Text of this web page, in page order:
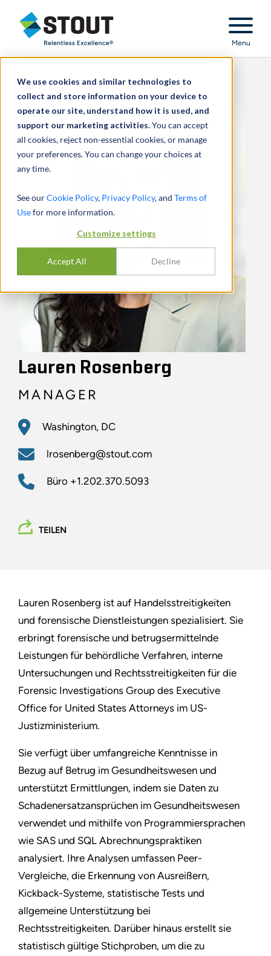
We use cookies and similar technologies to
collect and store information on your device to
operate our site, understand how it is used, and
support our marketing activities.You can accept
all cookies, reject non-essential cookies, or manage
your preferences. You can change your choices at
any time.
See ourCookie Policy, Privacy Policy, and Terms of
Usefor more information.
Customize settings
Accept All Decline
Stout Relentless Excellence
Menu
Lauren Rosenberg
MANAGER
Washington, DC
lrosenberg@stout.com
Büro +1.202.370.5093
TEILEN
Lauren Rosenberg ist auf Handelsstreitigkeiten
und forensische Dienstleistungen spezialisiert. Sie
erbringt forensische und betrugsermittelnde
Leistungen für behördliche Verfahren, interne
Untersuchungen und Rechtsstreitigkeiten für die
Forensic Investigations Group des Executive
Office for United States Attorneys im US-
Justizministerium.
Sie verfügt über umfangreiche Kenntnisse in
Bezug auf Betrug im Gesundheitswesen und
unterstützt Ermittlungen, indem sie Daten zu
Schadenersatzansprüchen im Gesundheitswesen
verwendet und mithilfe von Programmiersprachen
wie SAS und SQL Abrechnungspraktiken
analysiert. Ihre Analysen umfassen Peer-
Vergleiche, die Erkennung von Ausreißern,
Kickback-Systeme, statistische Tests und
allgemeine Unterstützung bei
Rechtsstreitigkeiten. Darüber hinaus erstellt sie
statistisch gültige Stichproben, um die zu